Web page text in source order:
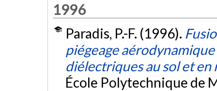
1996
Paradis, P.-F. (1996).
piégeage
diélectriques au sol et
École Polytechnique de